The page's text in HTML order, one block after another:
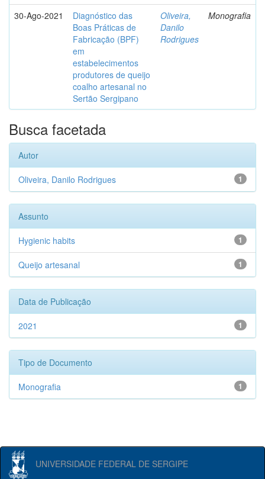
30-Ago-2021
Diagnóstico das
Boas Práticas de
Fabricação (BPF)
em
estabelecimentos
produtores de queijo
coalho artesanal no
Sertão Sergipano
Oliveira,
Danilo
Rodrigues
Monografia
Busca facetada
Autor
1
Oliveira, Danilo Rodrigues
Assunto
1
Hygienic habits
1
Queijo artesanal
Data de Publicação
1
2021
Tipo de Documento
1
Monografia
UNIVERSIDADE FEDERAL DE SERGIPE